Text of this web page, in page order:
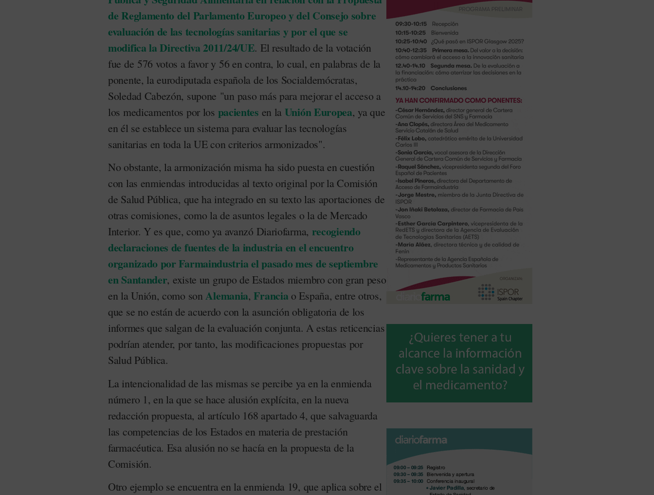
de Reglamento del Parlamento Europeo y del Consejo sobre
evaluación de las tecnologías sanitarias y por el que se
modifica la Directiva 2011/24/UE. El resultado de la votación
fue de 576 votos a favor y 56 en contra, lo cual, en palabras de la
ponente, la eurodiputada española de los Socialdemócratas,
Soledad Cabezón, supone "un paso más para mejorar el acceso a
los medicamentos por los pacientes en la Unión Europea, ya que
en él se establece un sistema para evaluar las tecnologías
sanitarias en toda la UE con criterios armonizados".
No obstante, la armonización misma ha sido puesta en cuestión
con las enmiendas introducidas al texto original por la Comisión
de Salud Pública, que ha integrado en su texto las aportaciones de
otras comisiones, como la de asuntos legales o la de Mercado
Interior. Y es que, como ya avanzó Diariofarma, recogiendo
declaraciones de fuentes de la industria en el encuentro
organizado por Farmaindustria el pasado mes de septiembre
en Santander, existe un grupo de Estados miembro con gran peso
en la Unión, como sonAlemania,Franciao España, entre otros,
que se no están de acuerdo con la asunción obligatoria de los
informes que salgan de la evaluación conjunta. A estas reticencias
podrían atender, por tanto, las modificaciones propuestas por
Salud Pública.
La intencionalidad de las mismas se percibe ya en la enmienda
número 1, en la que se hace alusión explícita, en la nueva
redacción propuesta, al artículo 168 apartado 4, que salvaguarda
las competencias de los Estados en materia de prestación
farmacéutica. Esa alusión no se hacía en la propuesta de la
Comisión.
Otro ejemplo se encuentra en la enmienda 19, que aplica sobre el